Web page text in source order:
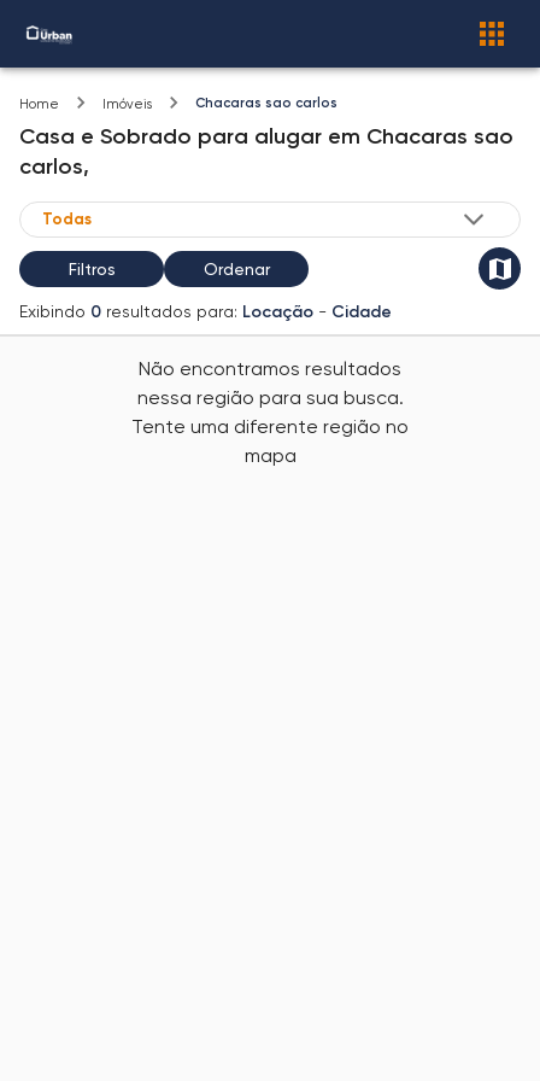
Home Imóveis Chacaras sao carlos
Casa e Sobrado para alugar em Chacaras sao
carlos,
Filtros Ordenar
Exibindo 0 resultados para: Locação - Cidade
Não encontramos resultados
nessa região para sua busca.
Tente uma diferente região no
mapa